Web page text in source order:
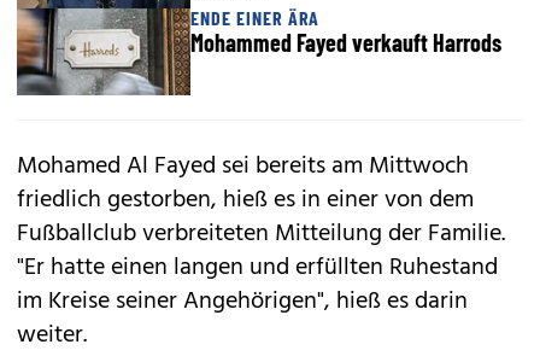
ENDE EINER ÄRA
Mohammed Fayed verkauft Harrods
Mohamed Al Fayed sei bereits am Mittwoch
friedlich gestorben, hieß es in einer von dem
Fußballclub verbreiteten Mitteilung der Familie.
"Er hatte einen langen und erfüllten Ruhestand
im Kreise seiner Angehörigen", hieß es darin
weiter.